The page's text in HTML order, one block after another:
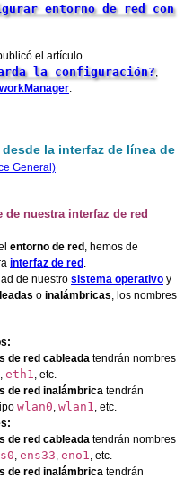
entorno de red con
el artículo
la configuración?,
.
la interfaz de línea de
General)
nuestra interfaz de red
entorno de red, hemos de
interfaz de red.
de nuestro sistema operativo y
o inalámbricas, los nombres
de red cableada tendrán nombres
, eth1 , etc.
de red inalámbrica tendrán
wlan0, wlan1 , etc.
de red cableada tendrán nombres
, ens33, eno1 , etc.
de red inalámbrica tendrán